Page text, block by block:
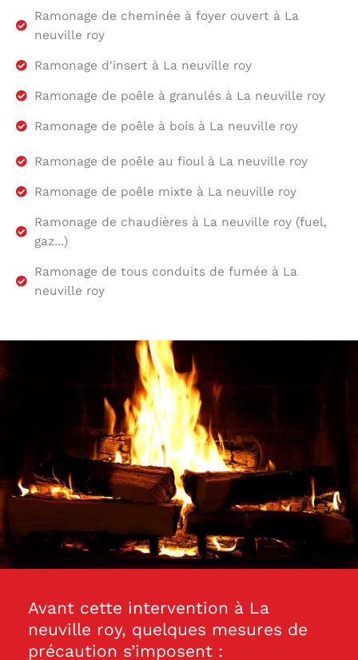
Ramonage de cheminée à foyer ouvert à La
neuville roy
Ramonage d'insert à La neuville roy
Ramonage de poêle à granulés à La neuville roy
Ramonage de poêle à bois à La neuville roy
Ramonage de poêle au fioul à La neuville roy
Ramonage de poêle mixte à La neuville roy
Ramonage de chaudières à La neuville roy (fuel,
gaz...)
Ramonage de tous conduits de fumée à La
neuville roy
Avant cette intervention à La
neuville roy, quelques mesures de
précaution s’imposent :